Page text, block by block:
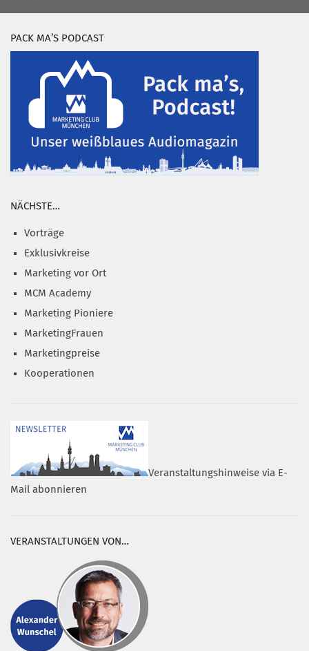
PACK MA’S PODCAST
NÄCHSTE…
Vorträge
Exklusivkreise
Marketing vor Ort
MCM Academy
Marketing Pioniere
MarketingFrauen
Marketingpreise
Kooperationen
Veranstaltungshinweise via E-
Mail abonnieren
VERANSTALTUNGEN VON…